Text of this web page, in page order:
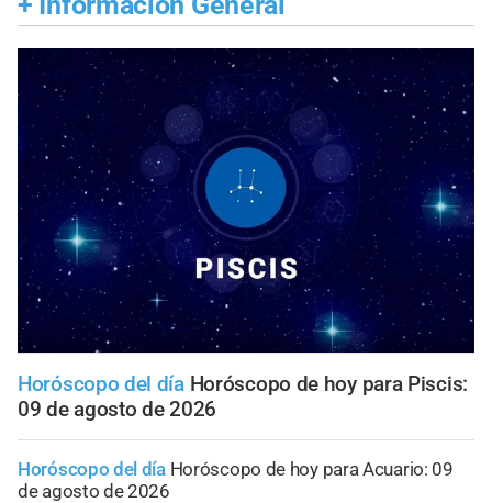
Horóscopo del día Horóscopo de hoy para Piscis:
09 de agosto de 2026
Horóscopo del día Horóscopo de hoy para Acuario: 09
de agosto de 2026